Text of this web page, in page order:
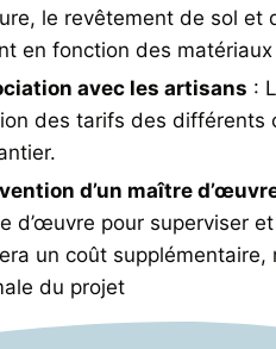
le revêtement de sol et
en fonction des
avec les artisans :
des tarifs des différents
d’un maître
d’œuvre pour superviser
un coût
du projet